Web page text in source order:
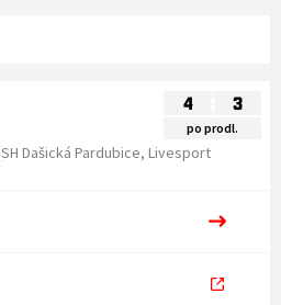
4 3
po prodl.
SH Dašická Pardubice, Livesport